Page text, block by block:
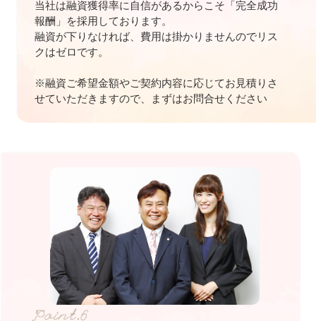
当社は融資獲得率に自信があるからこそ「完全成功
報酬」を採用しております。
融資が下りなければ、費用は掛かりませんのでリス
クはゼロです。
※融資ご希望金額やご契約内容に応じてお見積りさ
せていただきますので、まずはお問合せください